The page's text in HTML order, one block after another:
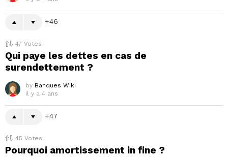
46
47 Votes
Qui paye les dettes en cas de
surendettement ?
by Banques Wiki
il y a 4 ans
47
45 Votes
Pourquoi amortissement in fine ?